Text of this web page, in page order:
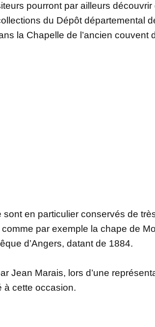
pourront par ailleurs
du Dépôt départemental
la Chapelle de l’ancien
sont en particulier conservés de
par exemple la chape de
d’Angers, datant de 1884.
Jean Marais, lors d’une
à cette occasion.